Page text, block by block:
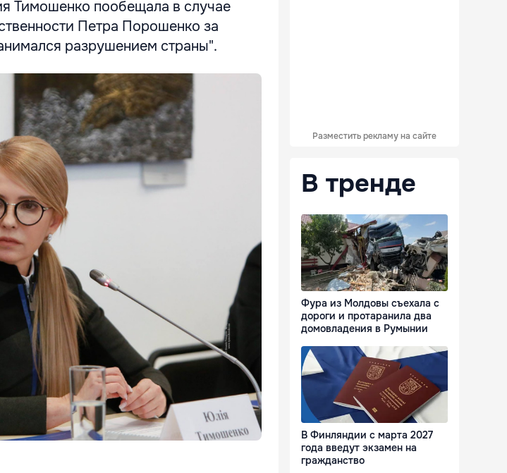
Тимошенко пообещала в случае
Петра Порошенко за
разрушением страны".
Разместить рекламу на сайте
В тренде
Фура из Молдовы съехала с
дороги и протаранила два
домовладения в Румынии
В Финляндии с марта 2027
года введут экзамен на
гражданство